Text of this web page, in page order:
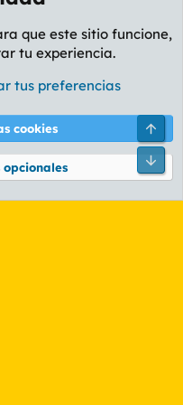
de privacidad Ayuda
XenForo Ltd.
que este sitio funcione,
tu experiencia.
tus preferencias
cookies
opcionales
Pie